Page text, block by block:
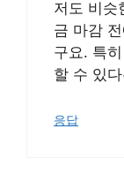
저도 비슷
금 마감
구요. 특
할 수 있
응답